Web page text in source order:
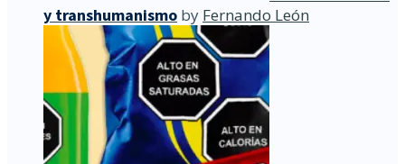
y transhumanismo by Fernando León